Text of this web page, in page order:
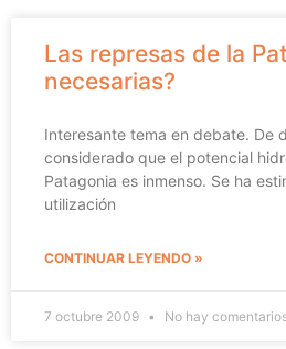
Las represas de la
necesarias?
Interesante tema en debate. De
considerado que el potencial
Patagonia es inmenso. Se ha
utilización
CONTINUAR LEYENDO »
7 octubre 2009 No hay